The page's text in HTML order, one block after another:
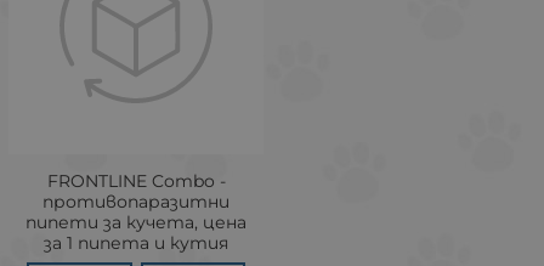
FRONTLINE Combo -
противопаразитни
пипети за кучета, цена
за 1 пипета и кутия